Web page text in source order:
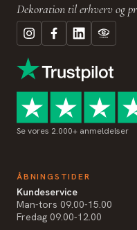
Dekoration til erhverv og
Se vores 2.000+ anmeldelser
ÅBNINGSTIDER
Kundeservice
Man-tors 09.00-15.00
Fredag 09.00-12.00